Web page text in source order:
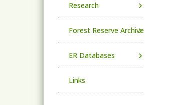
Research
Forest Reserve Archive
ER Databases
Links